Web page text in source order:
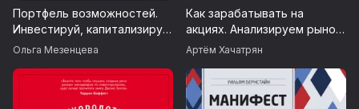
Портфель возможностей.
Инвестируй, капитализируй,
повтори
Ольга Мезенцева
Как зарабатывать на
акциях. Анализируем рынок,
выбираем компании и
Артём Хачатрян